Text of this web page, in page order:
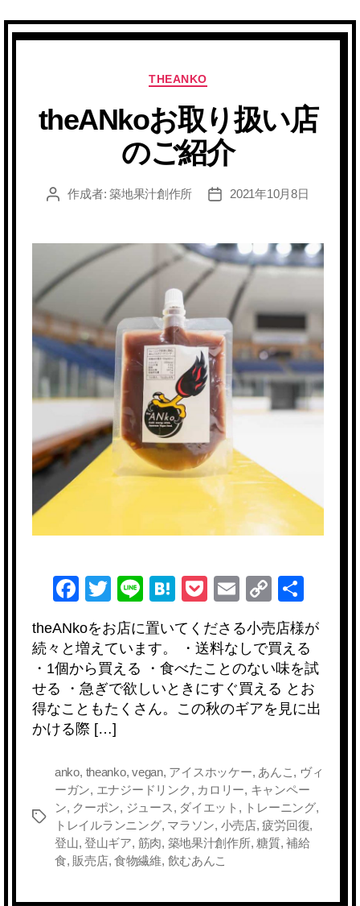
カ
ゴ
リ
ー
THEANKO
theANkoお取り扱い店
のご紹介
投
作成者:築地果汁創作所
投
2021年10月8日
F
a
c
e
b
o
o
k
T
wi
tt
er
Li
n
e
H
at
e
n
a
P
ck
et
E
m
ail
C
o
p
y
Li
n
有
theANkoをお店に置いてくださる小売店様が
続々と増えています。 ・送料なしで買える
・1個から買える ・食べたことのない味を試
せる ・急ぎで欲しいときにすぐ買える とお
得なこともたくさん。この秋のギアを見に出
かける際 […]
タ
anko, theanko,vegan, アイスホッケー, あんこ , ヴィ
ーガン, エナジードリンク , カロリー, キャンペー
ン, クーポン, ジュース, ダイエット , トレーニング,
トレイルランニング, マラソン, 小売店,疲労回復,
登山, 登山ギア, 筋肉, 築地果汁創作所,糖質,補給
食, 販売店, 食物繊維, 飲むあんこ